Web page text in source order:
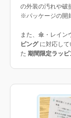
の外装の汚れや破
※パッケージの開
また、傘・レイン
ピングに対応して
た 期間限定ラッピ